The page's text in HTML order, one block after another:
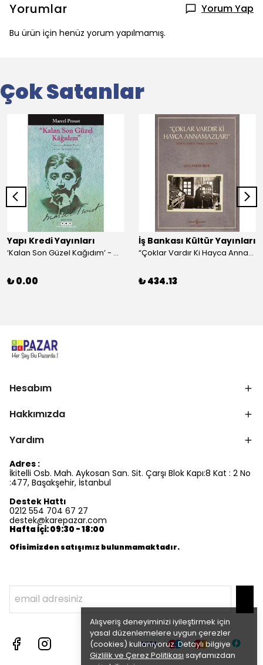
Alışveriş deneyiminizi iyileştirmek için
yasal düzenlemelere uygun çerezler
(cookies) kullanıyoruz. Detaylı bilgiye
Gizlilik ve Çerez Politikası sayfamızdan
Yorumlar Yorum Yap
Bu ürün için henüz yorum yapılmamış.
Çok Satanlar
Yapı Kredi Yayınları
‘Kalan Son Güzel Kağıdım’ - Marcel Proust
₺ 0.00
İş Bankası Kültür Yayınları
“Çoklar Vardır Ki Hayca Annamazlar!” - Gazanfer İbar
₺ 434.13
Hesabım
Hakkımızda
Yardım
Adres :
İkitelli Osb. Mah. Aykosan San. Sit. Çarşı Blok Kapı:8 Kat : 2 No
:477, Başakşehir, İstanbul
Destek Hattı
0212 554 704 67 27
destek@karepazar.com
Hafta İçi: 09:30 - 18:00
Ofisimizden satışımız bulunmamaktadır.